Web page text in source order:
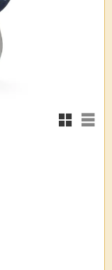
Rutnätsvy